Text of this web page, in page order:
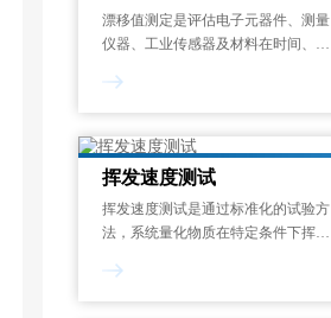
漂移值测定是评估电子元器件、测量
仪器、工业传感器及材料在时间、温
能参数偏离初始设定值的程度的标准
件、工业设备及精密仪器中，关键性
能参数随时间
挥发速度测试
挥发速度测试是通过标准化的试验方
法，系统量化物质在特定条件下挥发
试结果以单位时间的质量损失来表